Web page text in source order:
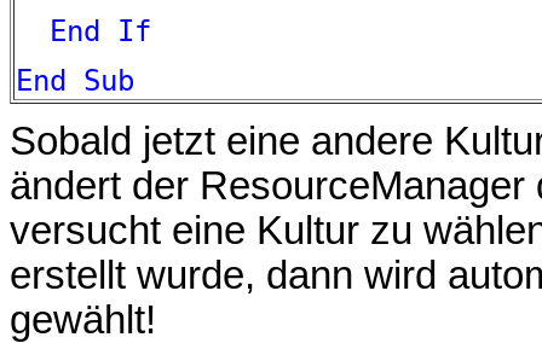
End
If
End Sub
Sobald jetzt eine andere
ändert der
versucht eine Kultur zu
erstellt wurde, dann wird
gewählt!